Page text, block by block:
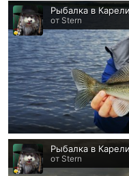
Рыбалка в
от Stern
Рыбалка в
от Stern